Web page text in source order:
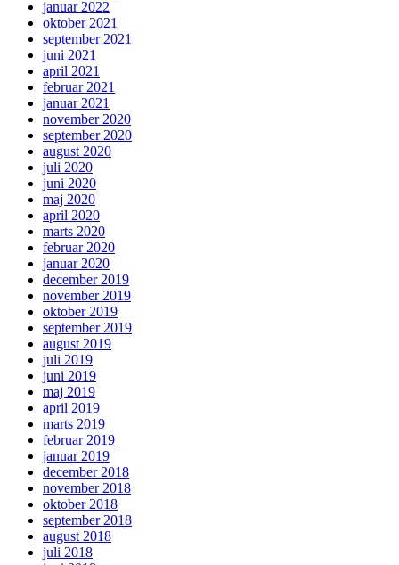
januar 2022
oktober 2021
september 2021
juni 2021
april 2021
februar 2021
januar 2021
november 2020
september 2020
august 2020
juli 2020
juni 2020
maj 2020
april 2020
marts 2020
februar 2020
januar 2020
december 2019
november 2019
oktober 2019
september 2019
august 2019
juli 2019
juni 2019
maj 2019
april 2019
marts 2019
februar 2019
januar 2019
december 2018
november 2018
oktober 2018
september 2018
august 2018
juli 2018